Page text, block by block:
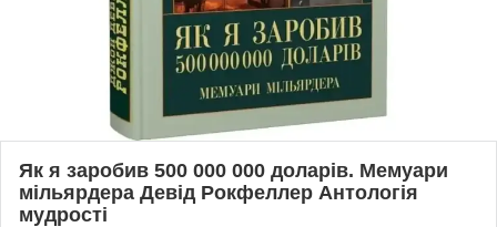
Як я заробив 500 000 000 доларів. Мемуари
мільярдера Девід Рокфеллер Антологія
мудрості